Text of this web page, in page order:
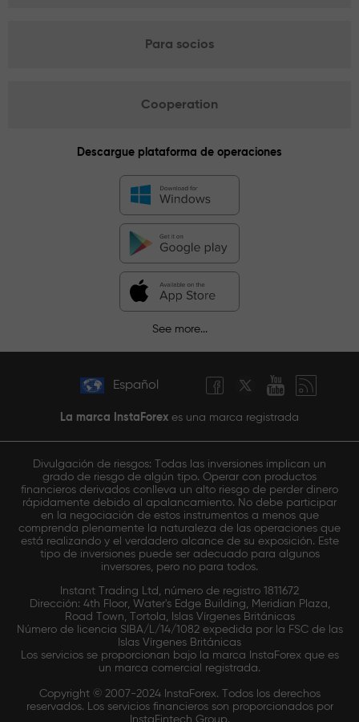
Para socios
Cooperation
Descargue plataforma de operaciones
See more...
Español
La marca InstaForex es una marca registrada
Divulgación de riesgos: Todas las inversiones implican un
grado de riesgo de algún tipo. Operar con productos
financieros derivados conlleva un alto riesgo de perder dinero
rápidamente debido al apalancamiento. No debe participar
en la negociación de estos instrumentos a menos que
comprenda plenamente la naturaleza de las operaciones que
está realizando y el verdadero alcance de su exposición. Este
tipo de inversiones puede ser adecuado para algunos
inversores, pero no para todos.
Instant Trading Ltd, número de registro 1811672
Dirección: 4th Floor, Water's Edge Building, Meridian Plaza,
Road Town, Tortola, Islas Vírgenes Británicas
Número de licencia SIBA/L/14/1082 expedida por la FSC de las
Islas Vírgenes Británicas
Los servicios se proporcionan bajo la marca InstaForex que es
un marca comercial registrada.
Copyright © 2007-2024 InstaForex. Todos los derechos
reservados. Los servicios financieros son proporcionados por
InstaFintech Group.